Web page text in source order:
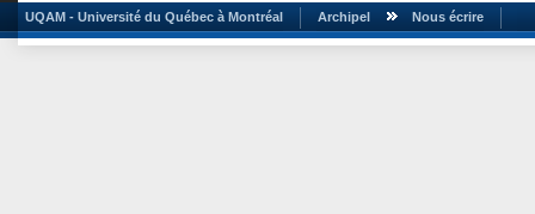
UQAM - Université du Québec à Montréal Archipel Nous écrire